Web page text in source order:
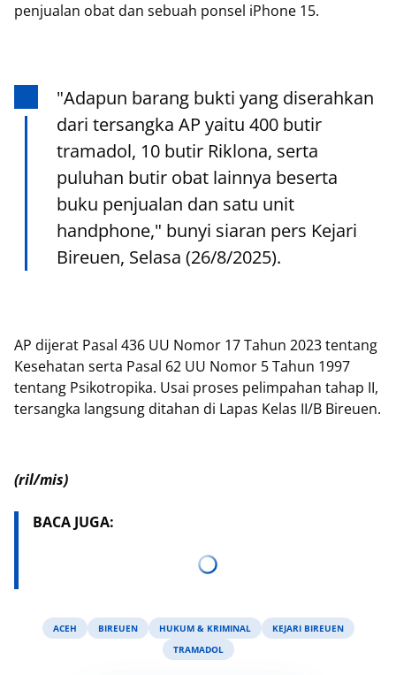
penjualan obat dan sebuah ponsel iPhone 15.
"Adapun barang bukti yang diserahkan
dari tersangka AP yaitu 400 butir
tramadol, 10 butir Riklona, serta
puluhan butir obat lainnya beserta
buku penjualan dan satu unit
handphone," bunyi siaran pers Kejari
Bireuen, Selasa (26/8/2025).
AP dijerat Pasal 436 UU Nomor 17 Tahun 2023 tentang
Kesehatan serta Pasal 62 UU Nomor 5 Tahun 1997
tentang Psikotropika. Usai proses pelimpahan tahap II,
tersangka langsung ditahan di Lapas Kelas II/B Bireuen.
(ril/mis)
BACA JUGA:
ACEH BIREUEN HUKUM & KRIMINAL
KEJARI BIREUEN
TRAMADOL